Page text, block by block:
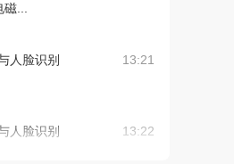
...
人脸识别
13:21
人脸识别
13:22